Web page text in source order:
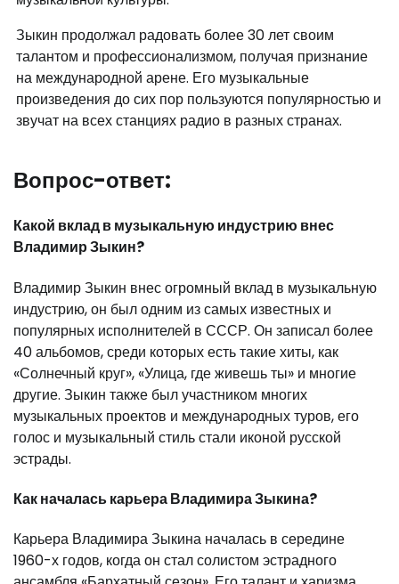
Зыкин продолжал радовать более 30 лет своим
талантом и профессионализмом, получая признание
на международной арене. Его музыкальные
произведения до сих пор пользуются популярностью и
звучат на всех станциях радио в разных странах.
Вопрос-ответ:
Какой вклад в музыкальную индустрию внес
Владимир Зыкин?
Владимир Зыкин внес огромный вклад в музыкальную
индустрию, он был одним из самых известных и
популярных исполнителей в СССР. Он записал более
40 альбомов, среди которых есть такие хиты, как
«Солнечный круг», «Улица, где живешь ты» и многие
другие. Зыкин также был участником многих
музыкальных проектов и международных туров, его
голос и музыкальный стиль стали иконой русской
эстрады.
Как началась карьера Владимира Зыкина?
Карьера Владимира Зыкина началась в середине
1960-х годов, когда он стал солистом эстрадного